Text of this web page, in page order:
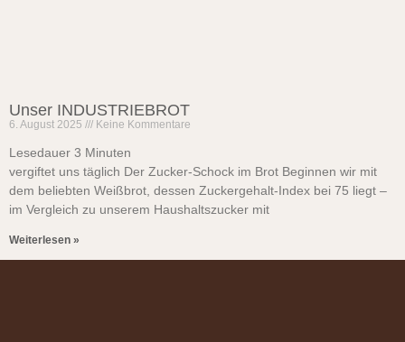
Unser INDUSTRIEBROT
6. August 2025 Keine Kommentare
Lesedauer 3 Minuten
vergiftet uns täglich Der Zucker-Schock im Brot Beginnen wir mit
dem beliebten Weißbrot, dessen Zuckergehalt-Index bei 75 liegt –
im Vergleich zu unserem Haushaltszucker mit
Weiterlesen »